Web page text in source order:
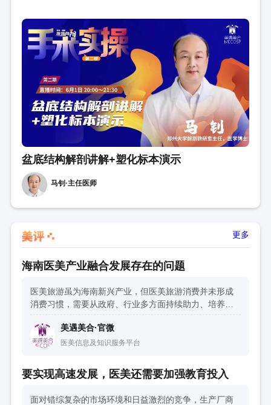
盆底结构解剖讲解+塑化标本演示
马钊·主任医师
更多
海南医美产业融合发展存在的问题
医美旅游虽为海南新兴产业，但医美旅游消费并未形成
消费习惯，需要从政府、行业多方面持续助力、培养。
资质评价体系、金融保险体系等，对产业的发展至关重
要。另一方面，考验行业在宣传、推广、落地执行上的
美遇美合·官微
医美信息及知识服务平台
要实现高速发展，医美还需要加强教育投入
面对错综复杂的市场环境和日益激烈的竞争，生产厂商